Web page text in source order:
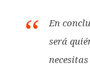
En
será